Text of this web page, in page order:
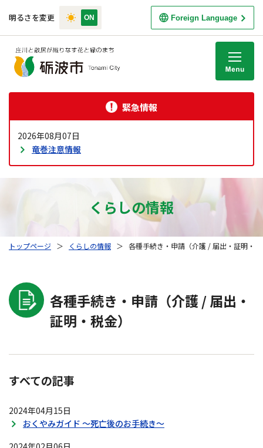
明るさを変更 Foreign Language
緊急情報
2026年08月07日
竜巻注意情報
くらしの情報
トップページ ＞ くらしの情報 ＞ 各種手続き・申請（介護 / 届出・証明・
各種手続き・申請（介護 / 届出・
証明・税金）
すべての記事
2024年04月15日
おくやみガイド ～死亡後のお手続き～